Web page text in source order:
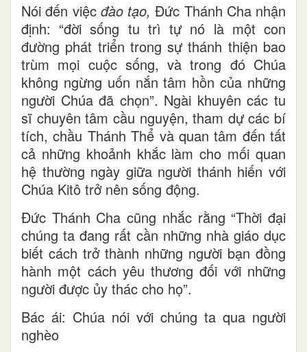
Nói đến việc đào tạo, Đức Thánh Cha nhận
định: “đời sống tu trì tự nó là một con
đường phát triển trong sự thánh thiện bao
trùm mọi cuộc sống, và trong đó Chúa
không ngừng uốn nắn tâm hồn của những
người Chúa đã chọn”. Ngài khuyên các tu
sĩ chuyên tâm cầu nguyện, tham dự các bí
tích, chầu Thánh Thể và quan tâm đến tất
cả những khoảnh khắc làm cho mối quan
hệ thường ngày giữa người thánh hiến với
Chúa Kitô trở nên sống động.
Đức Thánh Cha cũng nhắc rằng “Thời đại
chúng ta đang rất cần những nhà giáo dục
biết cách trở thành những người bạn đồng
hành một cách yêu thương đối với những
người được ủy thác cho họ”.
Bác ái: Chúa nói với chúng ta qua người
nghèo